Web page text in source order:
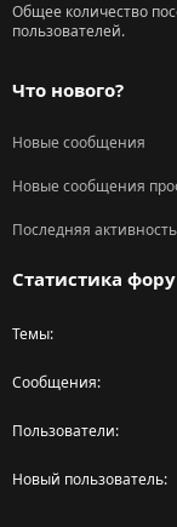
Общее количество
пользователей.
Что нового?
Новые сообщения
Новые сообщения
Последняя активность
Статистика
Темы
Сообщения
Пользователи
Новый пользователь